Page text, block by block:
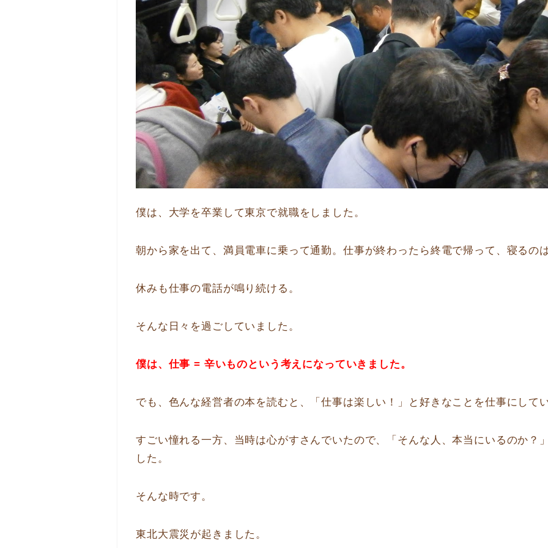
僕は、大学を卒業して東京で就職をしました。
朝から家を出て、満員電車に乗って通勤。仕事が終わったら終電で帰って、寝るの
休みも仕事の電話が鳴り続ける。
そんな日々を過ごしていました。
僕は、仕事 = 辛いものという考えになっていきました。
でも、色んな経営者の本を読むと、「仕事は楽しい！」と好きなことを仕事にして
すごい憧れる一方、当時は心がすさんでいたので、「そんな人、本当にいるのか？
した。
そんな時です。
東北大震災が起きました。